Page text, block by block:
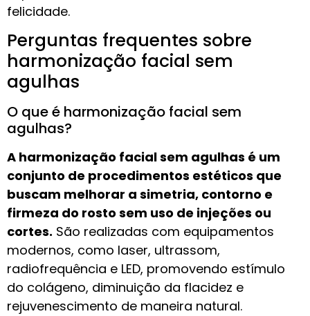
felicidade.
Perguntas frequentes sobre
harmonização facial sem
agulhas
O que é harmonização facial sem
agulhas?
A harmonização facial sem agulhas é um
conjunto de procedimentos estéticos que
buscam melhorar a simetria, contorno e
firmeza do rosto sem uso de injeções ou
cortes. São realizadas com equipamentos
modernos, como laser, ultrassom,
radiofrequência e LED, promovendo estímulo
do colágeno, diminuição da flacidez e
rejuvenescimento de maneira natural.